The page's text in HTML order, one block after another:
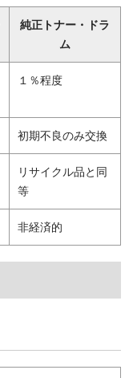
純正トナー・ドラ
ム
１％程度
初期不良のみ交換
リサイクル品と同
等
非経済的